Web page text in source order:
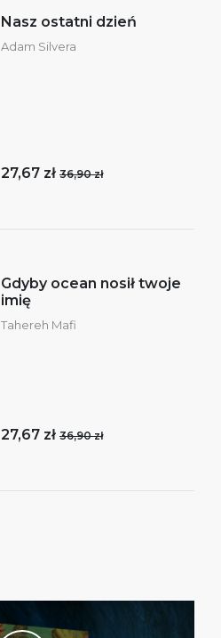
Nasz ostatni dzień
Adam Silvera
27,67 zł 36,90 zł
Gdyby ocean nosił twoje
imię
Tahereh Mafi
27,67 zł 36,90 zł